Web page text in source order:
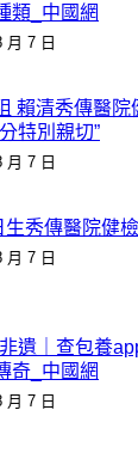
類_中國網
月 7 日
賴清秀傳醫
特別親切”
月 7 日
生秀傳醫院健
月 7 日
遺｜查包養
奇_中國網
月 7 日